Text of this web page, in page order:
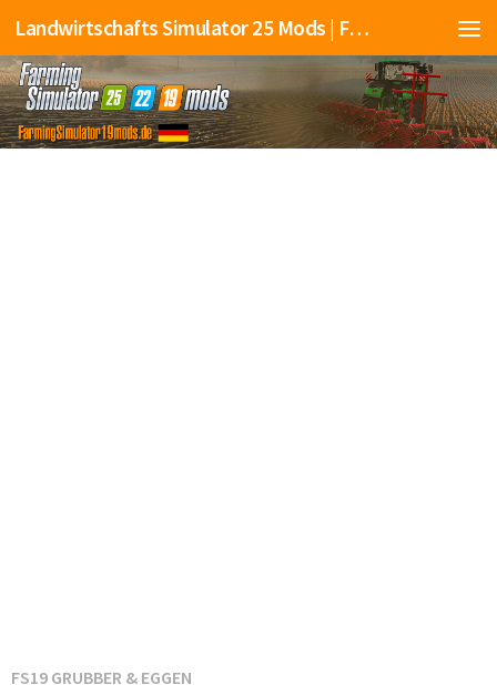
Landwirtschafts Simulator 25 Mods | Farming Simulator 25 Mods | FS25 Mods
FS19 GRUBBER & EGGEN